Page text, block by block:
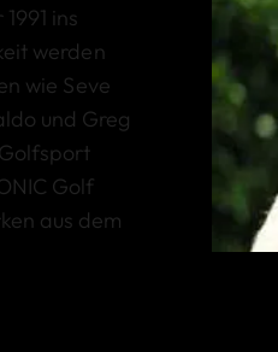
ins
werden
wie Seve
und Greg
Golf
aus dem